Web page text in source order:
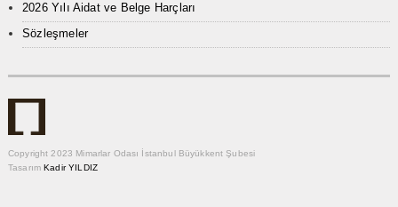
2026 Yılı Aidat ve Belge Harçları
Sözleşmeler
Copyright 2023 Mimarlar Odası İstanbul Büyükkent Şubesi
TasarımKadir YILDIZ